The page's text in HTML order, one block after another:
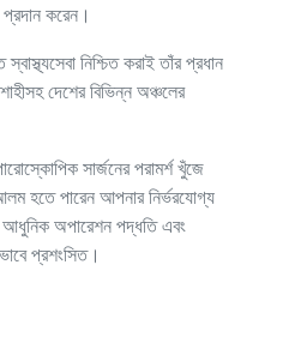
করেন।
নিশ্চিত করাই তাঁর প্রধান
দেশের বিভিন্ন অঞ্চলের
সার্জনের পরামর্শ খুঁজে
হতে পারেন আপনার নির্ভরযোগ্য
আধুনিক অপারেশন পদ্ধতি এবং
প্রশংসিত।